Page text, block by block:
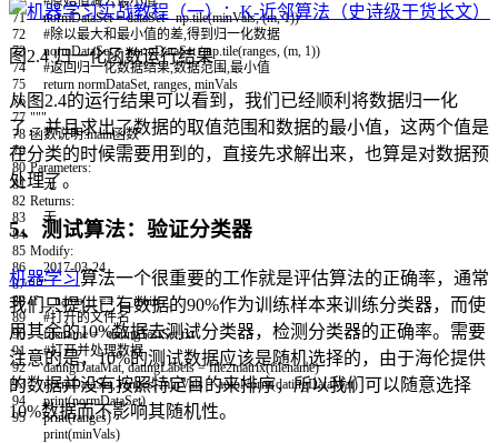
71
72
73
74
75
76
77
78
79
80
81
82
83
84
85
86
87
88
89
90
91
92
93
94
95
normDataSet = dataSet - np.tile(minVals, (m, 1))
#除以最大和最小值的差,得到归一化数据
normDataSet = normDataSet / np tile(ranges (m 1))
#返回归一化数据结果,数据范围,最小值
return normDataSet ranges minVals
"""
函数说明:main函数
Parameters:
无
Returns:
无
Modify:
2017-03-24
"""
if __name__ == '__main__':
#打开的文件名
filename = "datingTestSet.txt"
#打开并处理数据
datingDataMat, datingLabels = file2matrix(filename)
normDataSet, ranges, minVals = autoNorm(datingDataMat)
print(normDataSet)
print(ranges)
print(minVals)
图2.4 归一化函数运行结果
从图2.4的运行结果可以看到，我们已经顺利将数据归一化
了，并且求出了数据的取值范围和数据的最小值，这两个值是
在分类的时候需要用到的，直接先求解出来，也算是对数据预
处理了。
5、测试算法：验证分类器
机器学习算法一个很重要的工作就是评估算法的正确率，通常
我们只提供已有数据的90%作为训练样本来训练分类器，而使
用其余的10%数据去测试分类器，检测分类器的正确率。需要
注意的是，10%的测试数据应该是随机选择的，由于海伦提供
的数据并没有按照特定目的来排序，所以我们可以随意选择
10%数据而不影响其随机性。